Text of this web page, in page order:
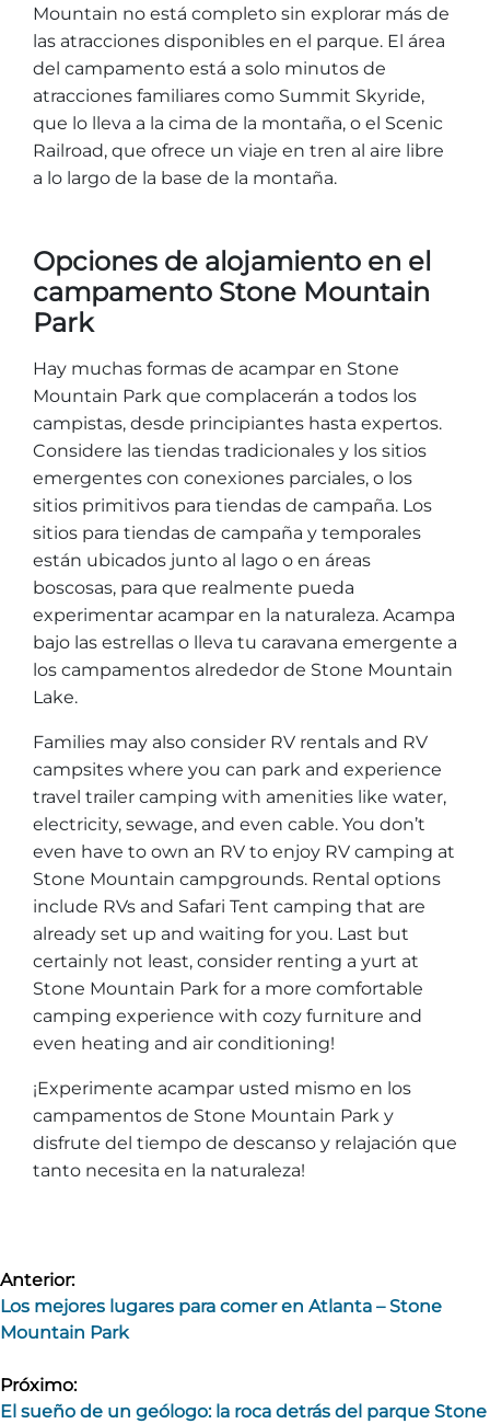
Mountain no está completo sin explorar más de
las atracciones disponibles en el parque. El área
del campamento está a solo minutos de
atracciones familiares como Summit Skyride,
que lo lleva a la cima de la montaña, o el Scenic
Railroad, que ofrece un viaje en tren al aire libre
a lo largo de la base de la montaña.
Opciones de alojamiento en el
campamento Stone Mountain
Park
Hay muchas formas de acampar en Stone
Mountain Park que complacerán a todos los
campistas, desde principiantes hasta expertos.
Considere las tiendas tradicionales y los sitios
emergentes con conexiones parciales, o los
sitios primitivos para tiendas de campaña. Los
sitios para tiendas de campaña y temporales
están ubicados junto al lago o en áreas
boscosas, para que realmente pueda
experimentar acampar en la naturaleza. Acampa
bajo las estrellas o lleva tu caravana emergente a
los campamentos alrededor de Stone Mountain
Lake.
Families may also consider RV rentals and RV
campsites where you can park and experience
travel trailer camping with amenities like water,
electricity, sewage, and even cable. You don’t
even have to own an RV to enjoy RV camping at
Stone Mountain campgrounds. Rental options
include RVs and Safari Tent camping that are
already set up and waiting for you. Last but
certainly not least, consider renting a yurt at
Stone Mountain Park for a more comfortable
camping experience with cozy furniture and
even heating and air conditioning!
¡Experimente acampar usted mismo en los
campamentos de Stone Mountain Park y
disfrute del tiempo de descanso y relajación que
tanto necesita en la naturaleza!
Navegación
de
entradas
Anterior:
Los mejores lugares para comer en Atlanta – Stone
Mountain Park
Próximo:
El sueño de un geólogo: la roca detrás del parque Stone